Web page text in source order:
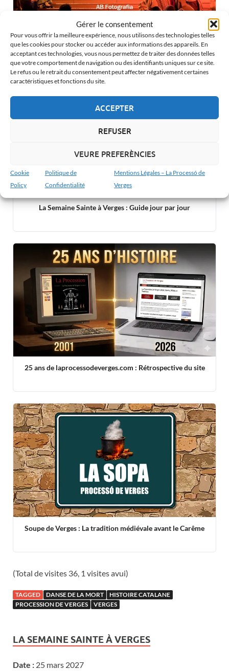
Gérer le consentement
Pour vous offrir la meilleure expérience, nous utilisons des technologies telles
que les cookies pour stocker ou accéder aux informations des appareils. En
acceptant ces technologies, vous nous permettez de traiter des données telles
que votre comportement de navigation ou des identifiants uniques sur ce site.
Le refus ou le retrait du consentement peut affecter négativement certaines
caractéristiques et fonctions du site.
ACCEPTER
REFUSER
VEURE PREFERÈNCIES
Cookie
Policy
Politique de
Confidentialité
Mentions Légales – La Processó de
Verges
Mercredi Saint : La Procession de Verges et sa tradition
La Semaine Sainte à Verges : Guide jour par jour
25 ans de laprocessodeverges.com : Rétrospective du site
Soupe de Verges : La tradition médiévale avant le Carême
(Total de visites 36, 1 visites avui)
TAGGED DANSE DE LA MORT
HISTOIRE CATALANE
PROCESSION DE VERGES
VERGES
LA SEMAINE SAINTE À VERGES
Date : 25 mars 2027